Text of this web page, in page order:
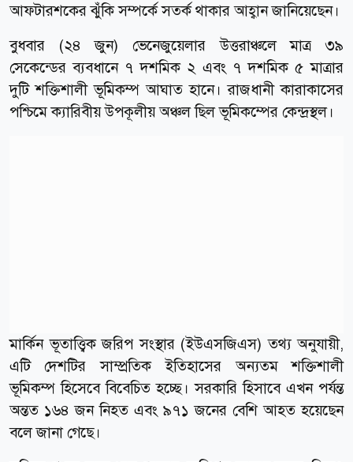
আফটারশকের ঝুঁকি সম্পর্কে সতর্ক থাকার আহ্বান জানিয়েছেন।
বুধবার (২৪ জুন) ভেনেজুয়েলার উত্তরাঞ্চলে মাত্র ৩৯
সেকেন্ডের ব্যবধানে ৭ দশমিক ২ এবং ৭ দশমিক ৫ মাত্রার
দুটি শক্তিশালী ভূমিকম্প আঘাত হানে। রাজধানী কারাকাসের
পশ্চিমে ক্যারিবীয় উপকূলীয় অঞ্চল ছিল ভূমিকম্পের কেন্দ্রস্থল।
মার্কিন ভূতাত্ত্বিক জরিপ সংস্থার (ইউএসজিএস) তথ্য অনুযায়ী,
এটি দেশটির সাম্প্রতিক ইতিহাসের অন্যতম শক্তিশালী
ভূমিকম্প হিসেবে বিবেচিত হচ্ছে। সরকারি হিসাবে এখন পর্যন্ত
অন্তত ১৬৪ জন নিহত এবং ৯৭১ জনের বেশি আহত হয়েছেন
বলে জানা গেছে।